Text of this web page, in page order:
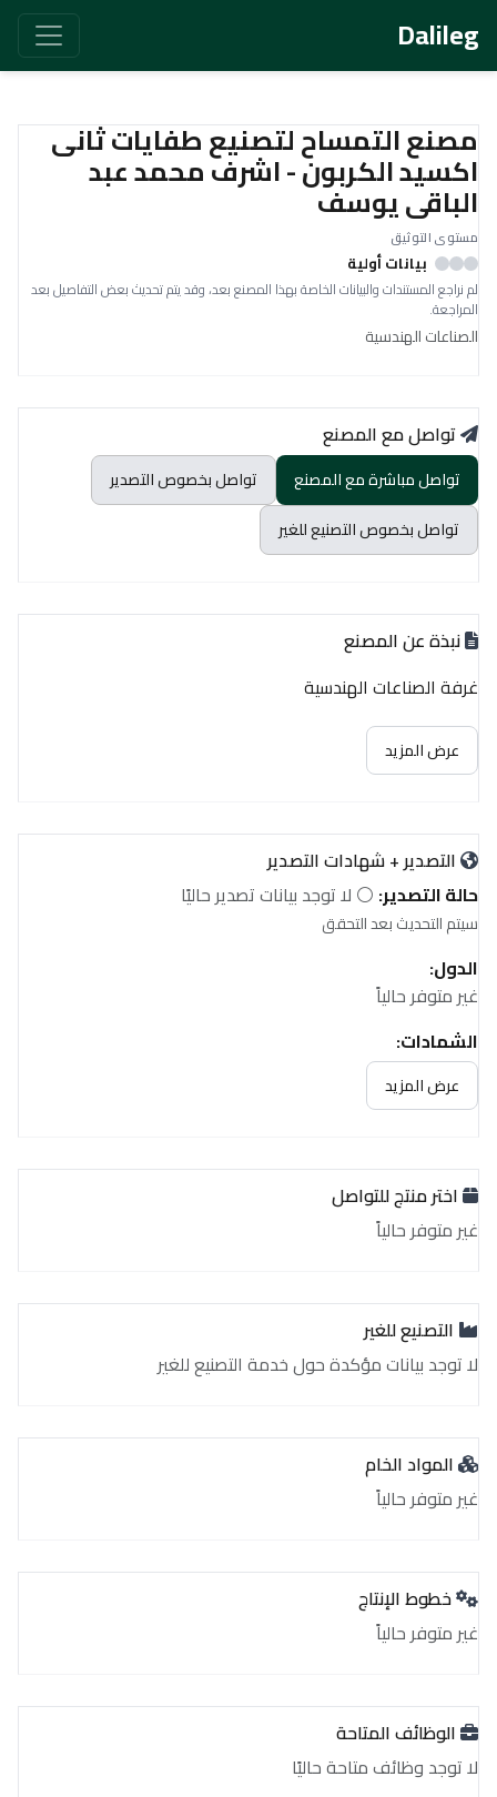
Dalileg
مصنع التمساح لتصنيع طفايات ثانى
اكسيد الكربون - اشرف محمد عبد
الباقى يوسف
مستوى التوثيق
بيانات أولية
لم نراجع المستندات والبيانات الخاصة بهذا المصنع بعد، وقد يتم تحديث بعض التفاصيل بعد
المراجعة.
الصناعات الهندسية
تواصل مع المصنع
تواصل مباشرة مع المصنع
تواصل بخصوص التصدير
تواصل بخصوص التصنيع للغير
نبذة عن المصنع
غرفة الصناعات الهندسية
عرض المزيد
التصدير + شهادات التصدير
حالة التصدير: ⚪ لا توجد بيانات تصدير حاليًا
سيتم التحديث بعد التحقق
الدول:
غير متوفر حالياً
الشهادات:
غير متوفر حالياً
عرض المزيد
اختر منتج للتواصل
غير متوفر حالياً
التصنيع للغير
لا توجد بيانات مؤكدة حول خدمة التصنيع للغير
المواد الخام
غير متوفر حالياً
خطوط الإنتاج
غير متوفر حالياً
الوظائف المتاحة
لا توجد وظائف متاحة حاليًا